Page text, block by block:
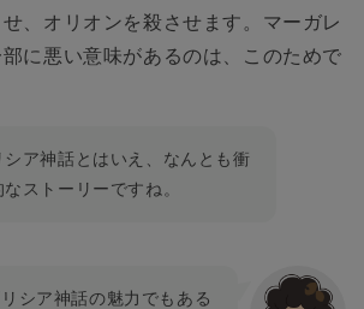
、オリオンを殺させます。マーガレ
に悪い意味があるのは、このためで
シア神話とはいえ、なんとも衝
なストーリーですね。
シア神話の魅力でもある